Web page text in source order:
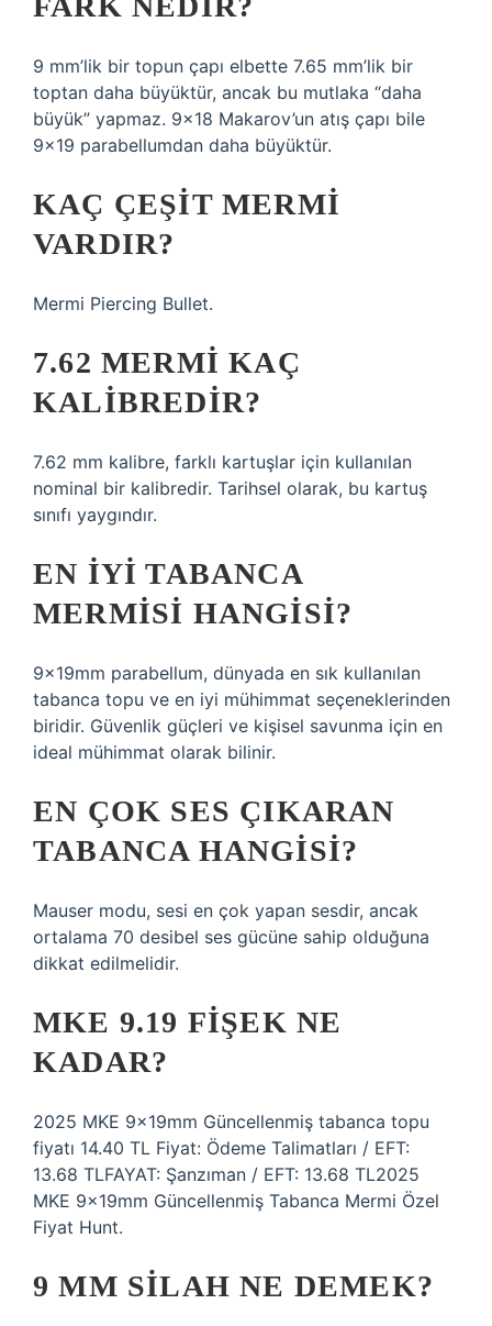
9 mm’lik bir topun çapı elbette 7.65 mm’lik bir
toptan daha büyüktür, ancak bu mutlaka “daha
büyük” yapmaz. 9×18 Makarov’un atış çapı bile
9×19 parabellumdan daha büyüktür.
KAÇ ÇEŞIT MERMI
VARDIR?
Mermi Piercing Bullet.
7.62 MERMI KAÇ
KALIBREDIR?
7.62 mm kalibre, farklı kartuşlar için kullanılan
nominal bir kalibredir. Tarihsel olarak, bu kartuş
sınıfı yaygındır.
EN IYI TABANCA
MERMISI HANGISI?
9x19mm parabellum, dünyada en sık kullanılan
tabanca topu ve en iyi mühimmat seçeneklerinden
biridir. Güvenlik güçleri ve kişisel savunma için en
ideal mühimmat olarak bilinir.
EN ÇOK SES ÇIKARAN
TABANCA HANGISI?
Mauser modu, sesi en çok yapan sesdir, ancak
ortalama 70 desibel ses gücüne sahip olduğuna
dikkat edilmelidir.
MKE 9.19 FIŞEK NE
KADAR?
2025 MKE 9x19mm Güncellenmiş tabanca topu
fiyatı 14.40 TL Fiyat: Ödeme Talimatları / EFT:
13.68 TLFAYAT: Şanzıman / EFT: 13.68 TL2025
MKE 9x19mm Güncellenmiş Tabanca Mermi Özel
Fiyat Hunt.
9 MM SILAH NE DEMEK?